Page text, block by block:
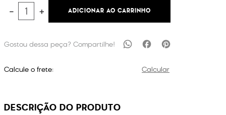
＋
－ ADICIONAR AO CARRINHO
Calcule o frete: Calcular
DESCRIÇÃO DO PRODUTO